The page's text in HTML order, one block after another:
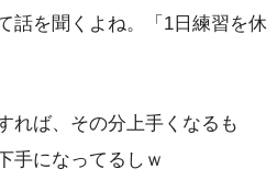
話を聞くよね。「1日練習を休
れば、その分上手くなるも
手になってるしｗ